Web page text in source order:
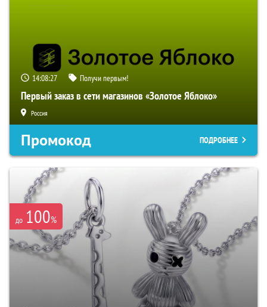
14:08:25 Получи первым!
Первый заказ в сети магазинов «Золотое Яблоко»
Россия
Промокод ПОДРОБНЕЕ
до 100%